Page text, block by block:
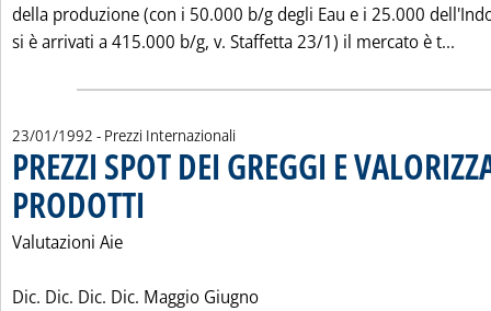
della produzione (con i 50.000 b/g degli Eau e i 25.000
si è arrivati a 415.000 b/g, v. Staffetta 23/1) il mercato è t...
23/01/1992 - Prezzi Internazionali
PREZZI SPOT DEI GREGGI E
PRODOTTI
Valutazioni Aie
Dic. Dic. Dic. Dic. Maggio Giugno